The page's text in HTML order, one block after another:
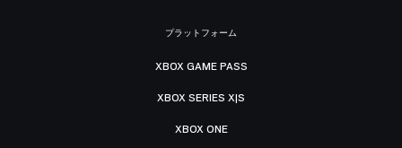
プラットフォーム
XBOX GAME PASS
XBOX SERIES X|S
XBOX ONE